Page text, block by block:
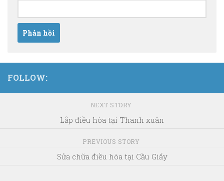
FOLLOW:
NEXT STORY
Lắp điều hòa tại Thanh xuân
PREVIOUS STORY
Sửa chữa điều hòa tại Cầu Giấy